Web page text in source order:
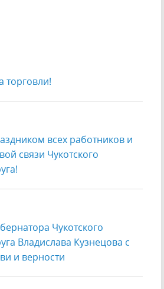
торговли!
всех работников и
связи Чукотского
Чукотского
Владислава Кузнецова с
и верности